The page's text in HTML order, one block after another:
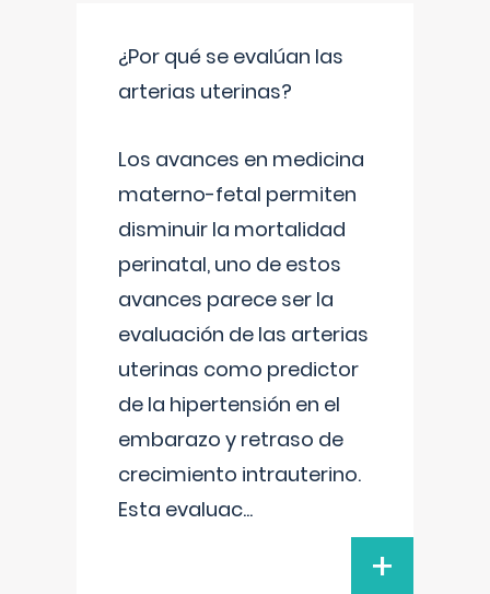
¿Por qué se evalúan las
arterias uterinas?
Los avances en medicina
materno-fetal permiten
disminuir la mortalidad
perinatal, uno de estos
avances parece ser la
evaluación de las arterias
uterinas como predictor
de la hipertensión en el
embarazo y retraso de
crecimiento intrauterino.
Esta evaluac...
+